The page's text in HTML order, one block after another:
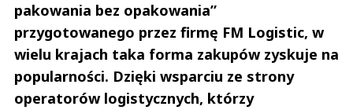
pakowania bez opakowania”
przygotowanego przez firmę FM Logistic, w
wielu krajach taka forma zakupów zyskuje na
popularności. Dzięki wsparciu ze strony
operatorów logistycznych, którzy